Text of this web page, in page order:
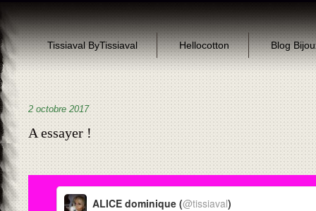
Tissiaval ByTissiaval Hellocotton Blog
2 octobre 2017
A essayer !
ALICE dominique (@tissiaval)